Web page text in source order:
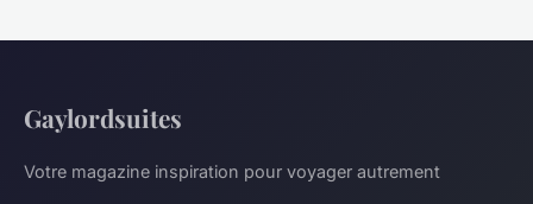
Gaylordsuites
Votre magazine inspiration pour voyager autrement